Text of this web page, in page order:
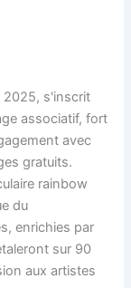
2025, s'inscrit
associatif, fort
avec
gratuits.
rainbow
du
enrichies par
sur 90
aux artistes